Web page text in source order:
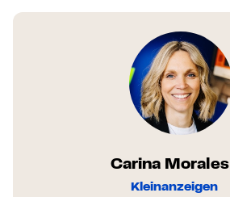
Carina Morales
Kleinanzeigen